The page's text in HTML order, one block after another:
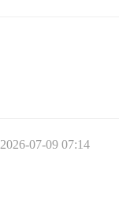
2026-07-09 07:14